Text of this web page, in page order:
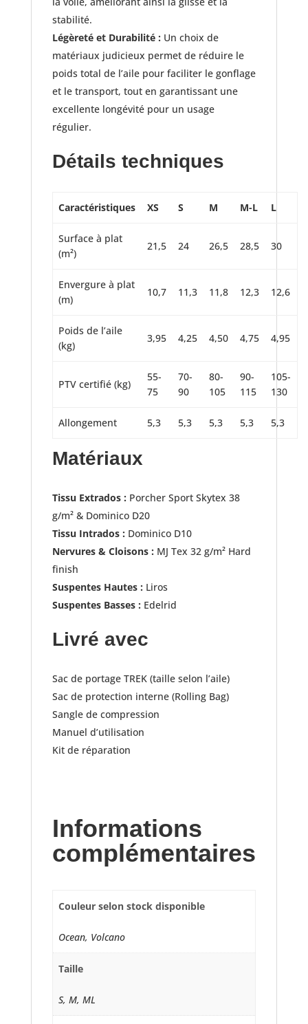
stabilité.
Légèreté et Durabilité : Un choix de
matériaux judicieux permet de réduire le
poids total de l’aile pour faciliter le gonflage
et le transport, tout en garantissant une
excellente longévité pour un usage
régulier.
Détails techniques
Caractéristiques XS S M M-L L
Surface à plat
(m²)
21,5 24 26,5 28,5 30
Envergure à plat
(m)
10,7 11,3 11,8 12,3 12,6
Poids de l’aile
(kg)
3,95 4,25 4,50 4,75 4,95
PTV certifié (kg)
55-
75
70-
90
80-
105
90-
115
105-
130
Allongement 5,3 5,3 5,3 5,3 5,3
Matériaux
Tissu Extrados : Porcher Sport Skytex 38
g/m² & Dominico D20
Tissu Intrados : Dominico D10
Nervures & Cloisons : MJ Tex 32 g/m² Hard
finish
Suspentes Hautes : Liros
Suspentes Basses : Edelrid
Livré avec
Sac de portage TREK (taille selon l’aile)
Sac de protection interne (Rolling Bag)
Sangle de compression
Manuel d’utilisation
Kit de réparation
Informations
complémentaires
Couleur selon stock disponible
Ocean, Volcano
Taille
S, M, ML